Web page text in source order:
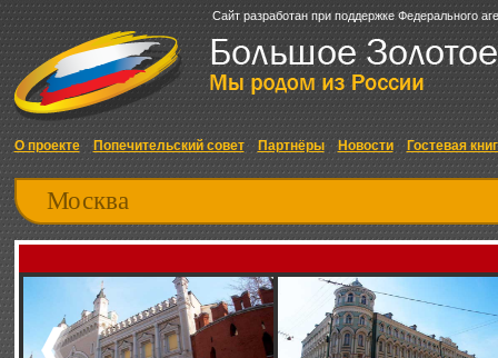
Сайт разработан при поддержке Федерального
О проекте Попечительский совет Партнёры Новости Гостевая
Москва